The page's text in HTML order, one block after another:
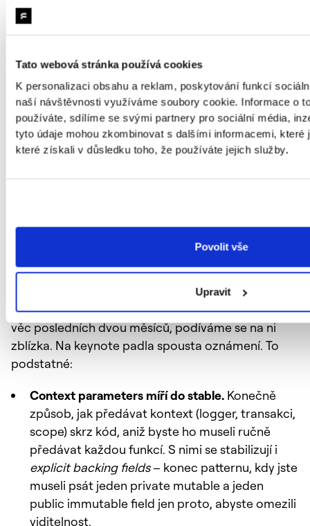
Tato webová stránka používá cookies
K personalizaci obsahu a reklam, poskytování funkcí
naší návštěvnosti využíváme soubory cookie. Informace o
používáte, sdílíme se svými partnery pro sociální média,
tyto údaje mohou zkombinovat s dalšími informacemi, které
které získali v důsledku toho, že používáte jejich služby.
Povolit vše
Upravit
enginů.
mohou
Developer Catalyst.
Google TV nasazuje Gemini pro 300 milionů
aktivních zařízení:Aktualizované Engage SDK
využívá umělou inteligenci pro pokročilé
generování kontextových doporučení obsahu
Letošní KotlinConf (20.–22. května v Mnichově) byla
pořádně našlapaná a posloužila zároveň jako první
ochutnávka Kotlin 2.4.0. Protože jde o nejdůležitější
věc posledních dvou měsíců, podíváme se na ni
zblízka. Na keynote padla spousta oznámení. To
podstatné:
Context parameters míří do stable. Konečně
způsob, jak předávat kontext (logger, transakci,
scope) skrz kód, aniž byste ho museli ručně
předávat každou funkcí. S nimi se stabilizují i
explicit backing fields– konec patternu, kdy jste
museli psát jeden private mutable a jeden
public immutable field jen proto, abyste omezili
viditelnost.